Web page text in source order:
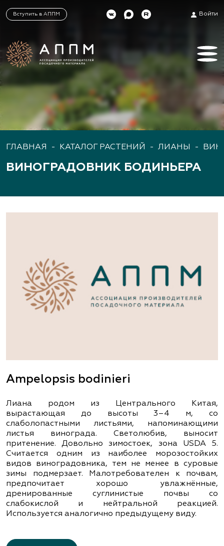
Вступить в АППМ Войти
ГЛАВНАЯ - КАТАЛОГ РАСТЕНИЙ - ЛИАНЫ -
ВИНОГРАДОВНИК БОДИНЬЕРА
Ampelopsis bodinieri
Лиана родом из Центрального Китая,
вырастающая до высоты 3–4 м, со
слаболопастными листьями, напоминающими
листья винограда. Светолюбив, выносит
притенение. Довольно зимостоек, зона USDA 5.
Считается одним из наиболее морозостойких
видов виноградовника, тем не менее в суровые
зимы подмерзает. Малотребователен к почвам,
предпочитает хорошо увлажнённые,
дренированные суглинистые почвы со
слабокислой и нейтральной реакцией.
Используется аналогично предыдущему виду.